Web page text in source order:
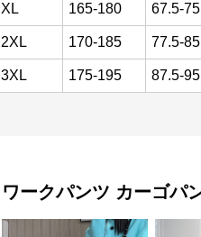
XL 165-180 67.5-75
2XL 170-185 77.5-85
3XL 175-195 87.5-95
ワークパンツ カーゴパ